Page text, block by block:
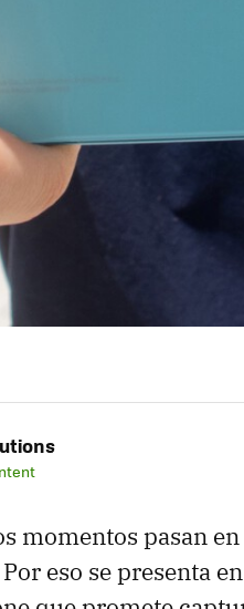
momentos pasan
eso se presenta